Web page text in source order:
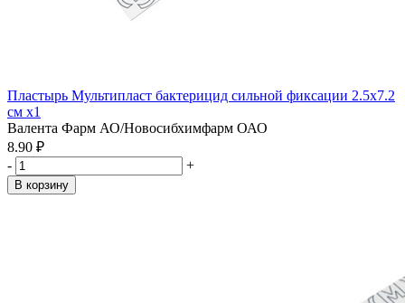
Пластырь Мультипласт бактерицид сильной фиксации 2.5х7.2
см x1
Валента Фарм АО/Новосибхимфарм ОАО
8.90 ₽
-
+
В корзину